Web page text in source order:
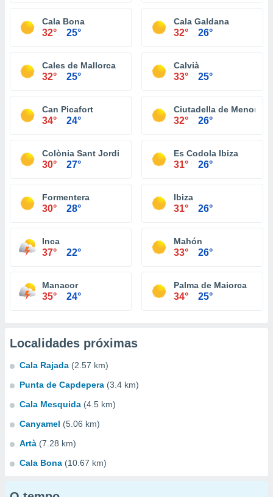
Cala Bona
32° 25°
Cala Galdana
32° 26°
Cales de Mallorca
32° 25°
Calvià
33° 25°
Can Picafort
34° 24°
Ciutadella de Menorca
32° 26°
Colònia Sant Jordi
30° 27°
Es Codola Ibiza
31° 26°
Formentera
30° 28°
Ibiza
31° 26°
Inca
37° 22°
Mahón
33° 26°
Manacor
35° 24°
Palma de Maiorca
34° 25°
Localidades próximas
Cala Rajada (2.57 km)
Punta de Capdepera (3.4 km)
Cala Mesquida (4.5 km)
Canyamel (5.06 km)
Artà (7.28 km)
Cala Bona (10.67 km)